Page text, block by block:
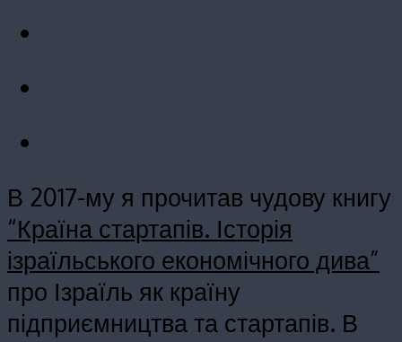
В 2017-му я прочитав чудову книгу
“Країна стартапів. Історія
ізраїльського економічного дива”
про Ізраїль як країну
підприємництва та стартапів. В